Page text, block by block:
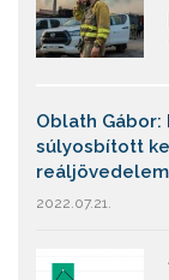
Oblath
súlyosbított
2022.07.21.